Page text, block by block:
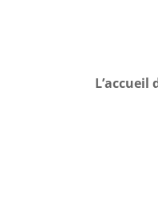
L’accueil